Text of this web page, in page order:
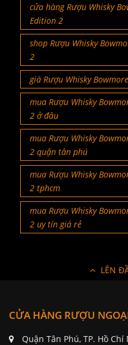
cửa hàng Rượu Whisky
Edition 2
shop Rượu Whisky
2
giá Rượu Whisky
mua Rượu Whisky
2 ở đâu
mua Rượu Whisky
2 quận tân phú
mua Rượu Whisky
2 tphcm
mua Rượu Whisky
2 uy tín giá rẻ
LÊN
CỬA HÀNG RƯỢU
Quận Tân Phú, TP. Hồ Chí